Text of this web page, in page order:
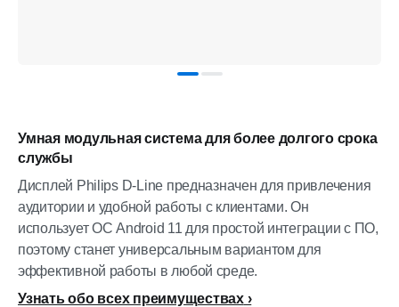
Умная модульная система для более долгого срока
службы
Дисплей Philips D-Line предназначен для привлечения
аудитории и удобной работы с клиентами. Он
использует ОС Android 11 для простой интеграции с ПО,
поэтому станет универсальным вариантом для
эффективной работы в любой среде.
Узнать обо всех преимуществах